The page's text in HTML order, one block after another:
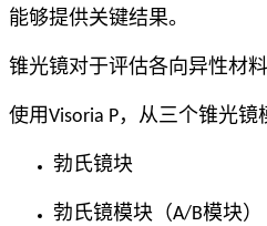
能够提供关键结果。
锥光镜对于评估各向异性材
使用Visoria P，从三个锥光镜
勃氏镜块
勃氏镜模块（A/B模块）